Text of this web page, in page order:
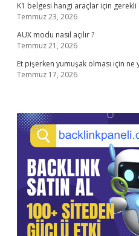
K1 belgesi hangi araçlar için gerekli
Temmuz 23, 2026
AUX modu nasıl açılır ?
Temmuz 21, 2026
Et pişerken yumuşak olması için ne
Temmuz 17, 2026